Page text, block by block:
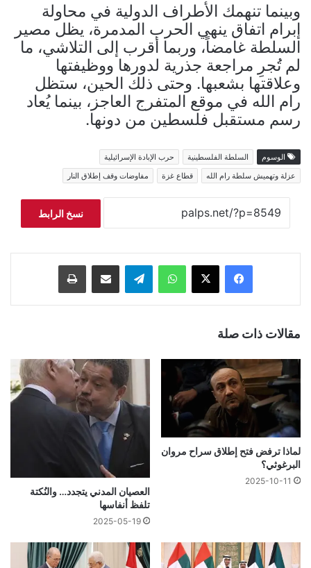
وبينما تنهمك الأطراف الدولية في محاولة
إبرام اتفاق ينهي الحرب المدمرة، يظل مصير
السلطة غامضاً، وربما أقرب إلى التلاشي، ما
لم تُجرِ مراجعة جذرية لدورها ووظيفتها
وعلاقتها بشعبها. وحتى ذلك الحين، ستظل
رام الله في موقع المتفرج العاجز، بينما يُعاد
رسم مستقبل فلسطين من دونها.
الوسوم السلطة الفلسطينية
حرب الإبادة الإسرائيلية
عزلة وتهميش سلطة رام الله
قطاع غزة مفاوضات وقف إطلاق النار
نسخ الرابط
فيسبوك ‫X واتساب تيلقرام مشاركة عبر البريد طباعة
مقالات ذات صلة
لماذا ترفض فتح إطلاق سراح مروان
البرغوثي؟
2025-10-11
العصيان المدني يتجدد… والنُكتة
تلفظ أنفاسها
2025-05-19